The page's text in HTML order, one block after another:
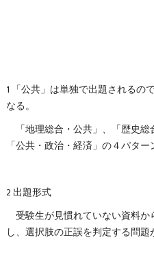
1 「公共」は単独で出題されるの
なる。
「地理総合・公共」、「歴史総
「公共・政治・経済」の４パター
2 出題形式
受験生が見慣れていない資料か
し、選択肢の正誤を判定する問題